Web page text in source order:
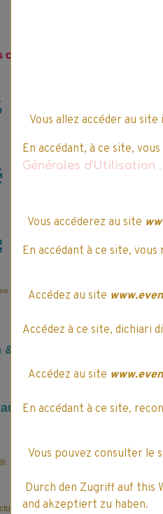
clients pour l'achat, de ce
e P
12 Even tLif e'Pay
compte EventLife'Pay, est automatique après,
Infos légales
d’emploi
Vous allez accéder au
En accédant, à ce site,
Générales d'Utilisation .
Vous accéderez au site
En accédant à ce site,
Accédez au site
Accédez à ce site, dichiari
Accédez au site
En accédant à ce site,
Vous pouvez consulter le
Durch den Zugriff auf this
and akzeptiert zu haben.